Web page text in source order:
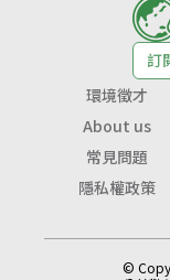
訂
環境徵才
About us
常見問題
隱私權政策
©